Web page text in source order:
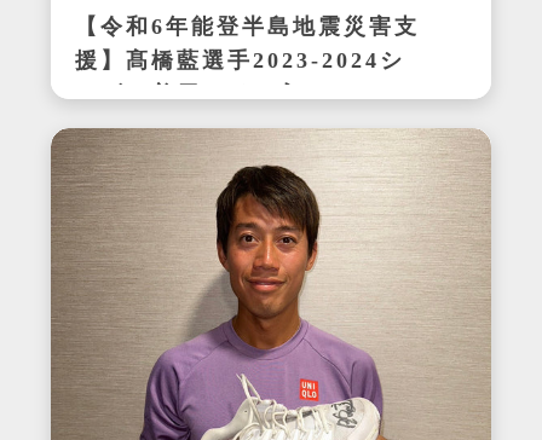
【令和6年能登半島地震災害支
援】髙橋藍選手2023-2024シ
ーズン着用サイン入りシュー
ズ